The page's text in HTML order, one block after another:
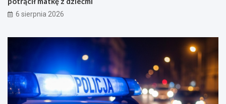
6 sierpnia 2026